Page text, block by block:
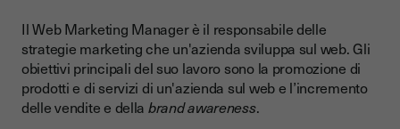
Il Web Marketing Manager è il responsabile delle
strategie marketing che un'azienda sviluppa sul web. Gli
obiettivi principali del suo lavoro sono la promozione di
prodotti e di servizi di un'azienda sul web e l’incremento
delle vendite e della brand awareness.